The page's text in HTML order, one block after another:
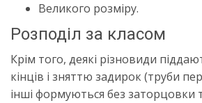
Великого розміру.
Розподіл за класом
Крім того, деякі різновиди
кінців і зняттю задирок (труби
інші формуються без заторцовки